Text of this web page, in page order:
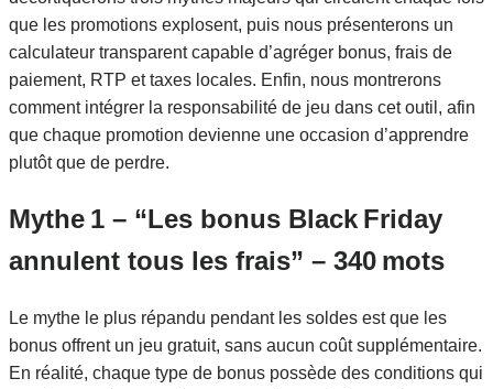
que les promotions explosent, puis nous présenterons un
calculateur transparent capable d’agréger bonus, frais de
paiement, RTP et taxes locales. Enfin, nous montrerons
comment intégrer la responsabilité de jeu dans cet outil, afin
que chaque promotion devienne une occasion d’apprendre
plutôt que de perdre.
Mythe 1 – “Les bonus Black Friday
annulent tous les frais” – 340 mots
Le mythe le plus répandu pendant les soldes est que les
bonus offrent un jeu gratuit, sans aucun coût supplémentaire.
En réalité, chaque type de bonus possède des conditions qui